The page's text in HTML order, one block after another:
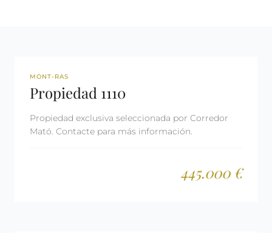
REF: 1110
MONT-RAS
Propiedad 1110
Propiedad exclusiva seleccionada por Corredor
Mató. Contacte para más información.
445.000 €